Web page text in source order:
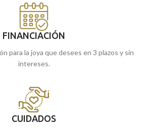
FINANCIACIÓN
para la joya que desees en 3 plazos y sin
intereses.
CUIDADOS